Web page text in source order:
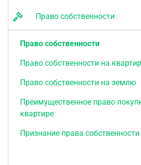
Право собственности
Право собственности
Право собственности на
Право собственности на землю
Преимущественное право
квартире
Признание права собственности